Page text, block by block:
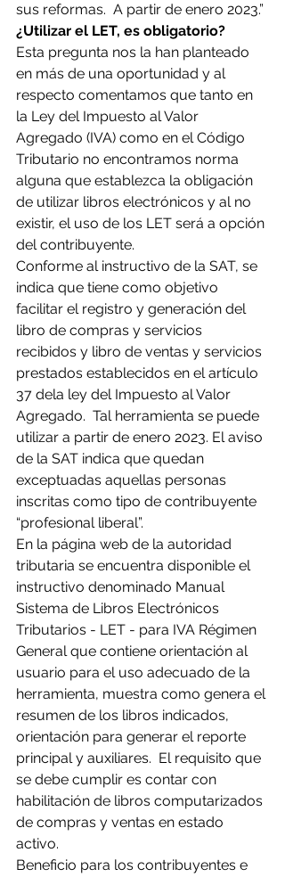
sus reformas.  A partir de enero 2023.”
¿Utilizar el LET, es obligatorio?
Esta pregunta nos la han planteado
en más de una oportunidad y al
respecto comentamos que tanto en
la Ley del Impuesto al Valor
Agregado (IVA) como en el Código
Tributario no encontramos norma
alguna que establezca la obligación
de utilizar libros electrónicos y al no
existir, el uso de los LET será a opción
del contribuyente.
Conforme al instructivo de la SAT, se
indica que tiene como objetivo
facilitar el registro y generación del
libro de compras y servicios
recibidos y libro de ventas y servicios
prestados establecidos en el artículo
37 dela ley del Impuesto al Valor
Agregado.  Tal herramienta se puede
utilizar a partir de enero 2023. El aviso
de la SAT indica que quedan
exceptuadas aquellas personas
inscritas como tipo de contribuyente
“profesional liberal”.
En la página web de la autoridad
tributaria se encuentra disponible el
instructivo denominado Manual
Sistema de Libros Electrónicos
Tributarios - LET - para IVA Régimen
General que contiene orientación al
usuario para el uso adecuado de la
herramienta, muestra como genera el
resumen de los libros indicados,
orientación para generar el reporte
principal y auxiliares.  El requisito que
se debe cumplir es contar con
habilitación de libros computarizados
de compras y ventas en estado
activo.
Beneficio para los contribuyentes e